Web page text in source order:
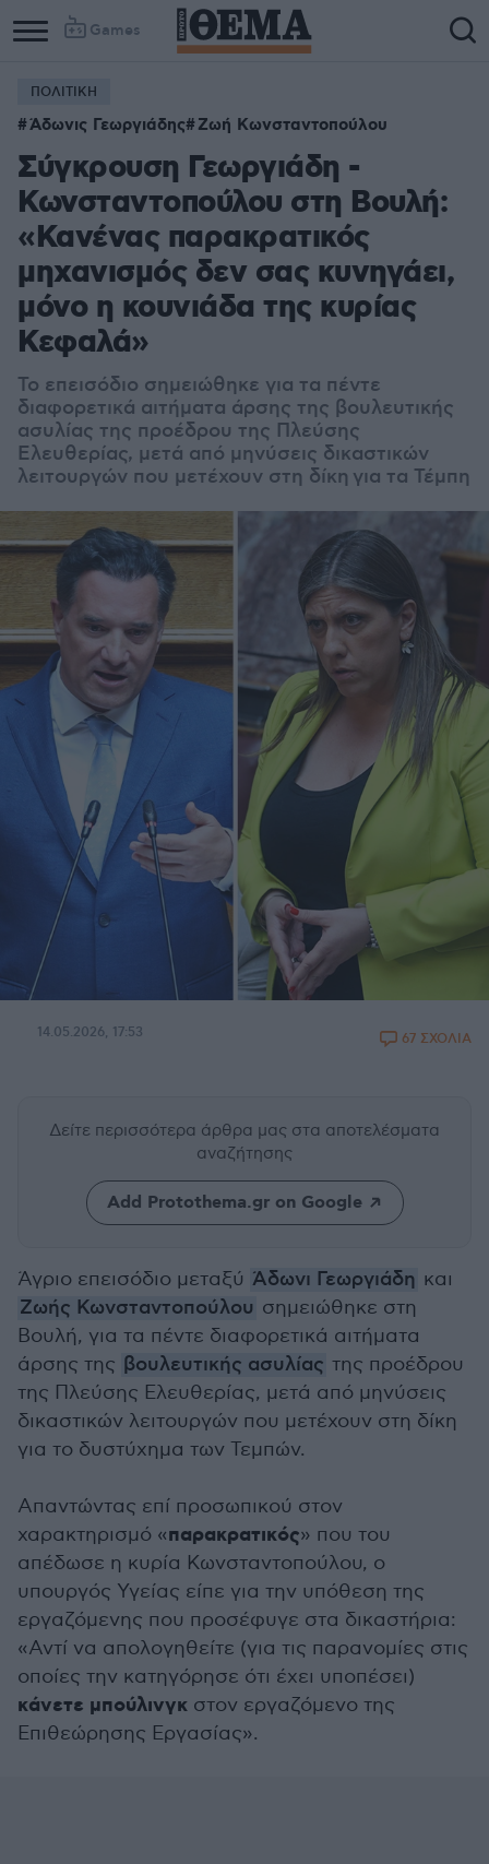
Games
ΠΟΛΙΤΙΚΗ
Άδωνις Γεωργιάδης Ζωή Κωνσταντοπούλου
Σύγκρουση Γεωργιάδη -
Κωνσταντοπούλου στη Βουλή:
«Κανένας παρακρατικός
μηχανισμός δεν σας κυνηγάει,
μόνο η κουνιάδα της κυρίας
Κεφαλά»
Το επεισόδιο σημειώθηκε για τα πέντε
διαφορετικά αιτήματα άρσης της βουλευτικής
ασυλίας της προέδρου της Πλεύσης
Ελευθερίας, μετά από μηνύσεις δικαστικών
λειτουργών που μετέχουν στη δίκη για τα Τέμπη
14.05.2026, 17:53 67 ΣΧΟΛΙΑ
Δείτε περισσότερα άρθρα μας στα αποτελέσματα
αναζήτησης
Add Protothema.gr on Google
Άγριο επεισόδιο μεταξύ Άδωνι Γεωργιάδη και
Ζωής Κωνσταντοπούλου σημειώθηκε στη
Βουλή, για τα πέντε διαφορετικά αιτήματα
άρσης της βουλευτικής ασυλίας της προέδρου
της Πλεύσης Ελευθερίας, μετά από μηνύσεις
δικαστικών λειτουργών που μετέχουν στη δίκη
για το δυστύχημα των Τεμπών.
Απαντώντας επί προσωπικού στον
χαρακτηρισμό «παρακρατικός» που του
απέδωσε η κυρία Κωνσταντοπούλου, ο
υπουργός Υγείας είπε για την υπόθεση της
εργαζόμενης που προσέφυγε στα δικαστήρια:
«Αντί να απολογηθείτε (για τις παρανομίες στις
οποίες την κατηγόρησε ότι έχει υποπέσει)
κάνετε μπούλινγκ στον εργαζόμενο της
Επιθεώρησης Εργασίας».